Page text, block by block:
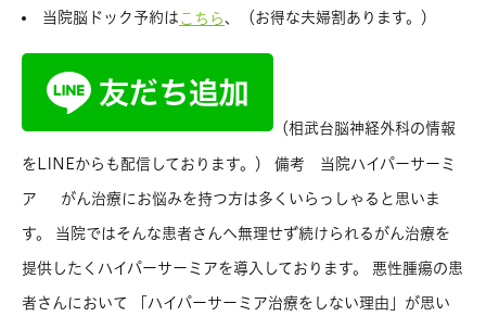
当院脳ドック予約は こちら、（お得な夫婦割あります。）
（相武台脳神経外科の情報
をLINEからも配信しております。） 備考 当院ハイパーサーミ
ア がん治療にお悩みを持つ方は多くいらっしゃると思いま
す。 当院ではそんな患者さんへ無理せず続けられるがん治療を
提供したくハイパーサーミアを導入しております。 悪性腫瘍の患
者さんにおいて 「ハイパーサーミア治療をしない理由」が思い